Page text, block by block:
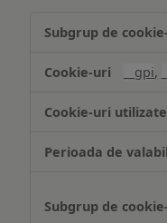
țintită
__gpi,